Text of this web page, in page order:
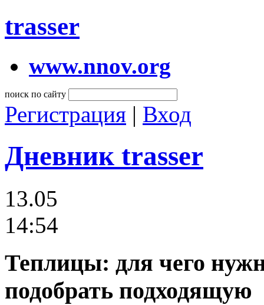
trasser
www.nnov.org
поиск по сайту
Регистрация | Вход
Дневник trasser
13.05
14:54
Теплицы: для чего
подобрать подходящую